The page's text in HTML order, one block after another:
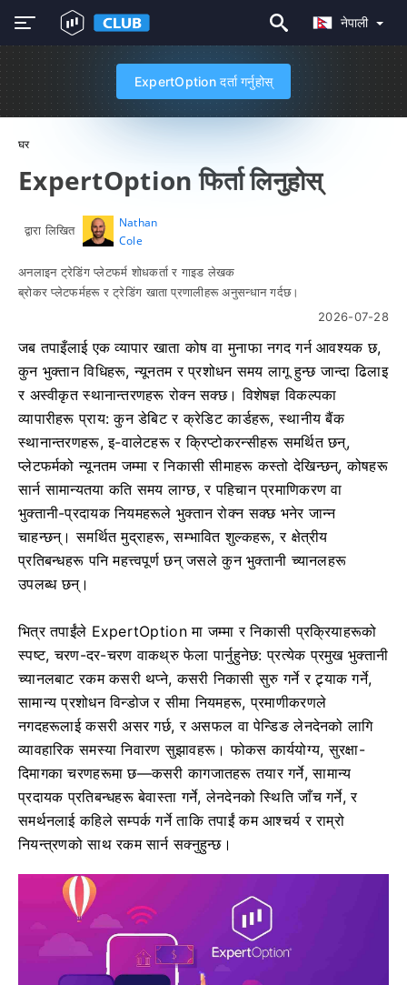
नेपाली
ExpertOption दर्ता गर्नुहोस्
घर
ExpertOption फिर्ता लिनुहोस्
द्वारा लिखित
Nathan
Cole
अनलाइन ट्रेडिंग प्लेटफर्म शोधकर्ता र गाइड लेखक
ब्रोकर प्लेटफर्महरू र ट्रेडिंग खाता प्रणालीहरू अनुसन्धान गर्दछ।
2026-07-28
जब तपाइँलाई एक व्यापार खाता कोष वा मुनाफा नगद गर्न आवश्यक छ,
कुन भुक्तान विधिहरू, न्यूनतम र प्रशोधन समय लागू हुन्छ जान्दा ढिलाइ
र अस्वीकृत स्थानान्तरणहरू रोक्न सक्छ। विशेषज्ञ विकल्पका
व्यापारीहरू प्राय: कुन डेबिट र क्रेडिट कार्डहरू, स्थानीय बैंक
स्थानान्तरणहरू, इ-वालेटहरू र क्रिप्टोकरन्सीहरू समर्थित छन्,
प्लेटफर्मको न्यूनतम जम्मा र निकासी सीमाहरू कस्तो देखिन्छन्, कोषहरू
सार्न सामान्यतया कति समय लाग्छ, र पहिचान प्रमाणिकरण वा
भुक्तानी-प्रदायक नियमहरूले भुक्तान रोक्न सक्छ भनेर जान्न
चाहन्छन्। समर्थित मुद्राहरू, सम्भावित शुल्कहरू, र क्षेत्रीय
प्रतिबन्धहरू पनि महत्त्वपूर्ण छन् जसले कुन भुक्तानी च्यानलहरू
उपलब्ध छन्।
भित्र तपाईंले ExpertOption मा जम्मा र निकासी प्रक्रियाहरूको
स्पष्ट, चरण-दर-चरण वाकथ्रु फेला पार्नुहुनेछ: प्रत्येक प्रमुख भुक्तानी
च्यानलबाट रकम कसरी थप्ने, कसरी निकासी सुरु गर्ने र ट्र्याक गर्ने,
सामान्य प्रशोधन विन्डोज र सीमा नियमहरू, प्रमाणीकरणले
नगदहरूलाई कसरी असर गर्छ, र असफल वा पेन्डिङ लेनदेनको लागि
व्यावहारिक समस्या निवारण सुझावहरू। फोकस कार्ययोग्य, सुरक्षा-
दिमागका चरणहरूमा छ—कसरी कागजातहरू तयार गर्ने, सामान्य
प्रदायक प्रतिबन्धहरू बेवास्ता गर्ने, लेनदेनको स्थिति जाँच गर्ने, र
समर्थनलाई कहिले सम्पर्क गर्ने ताकि तपाईं कम आश्चर्य र राम्रो
नियन्त्रणको साथ रकम सार्न सक्नुहुन्छ।